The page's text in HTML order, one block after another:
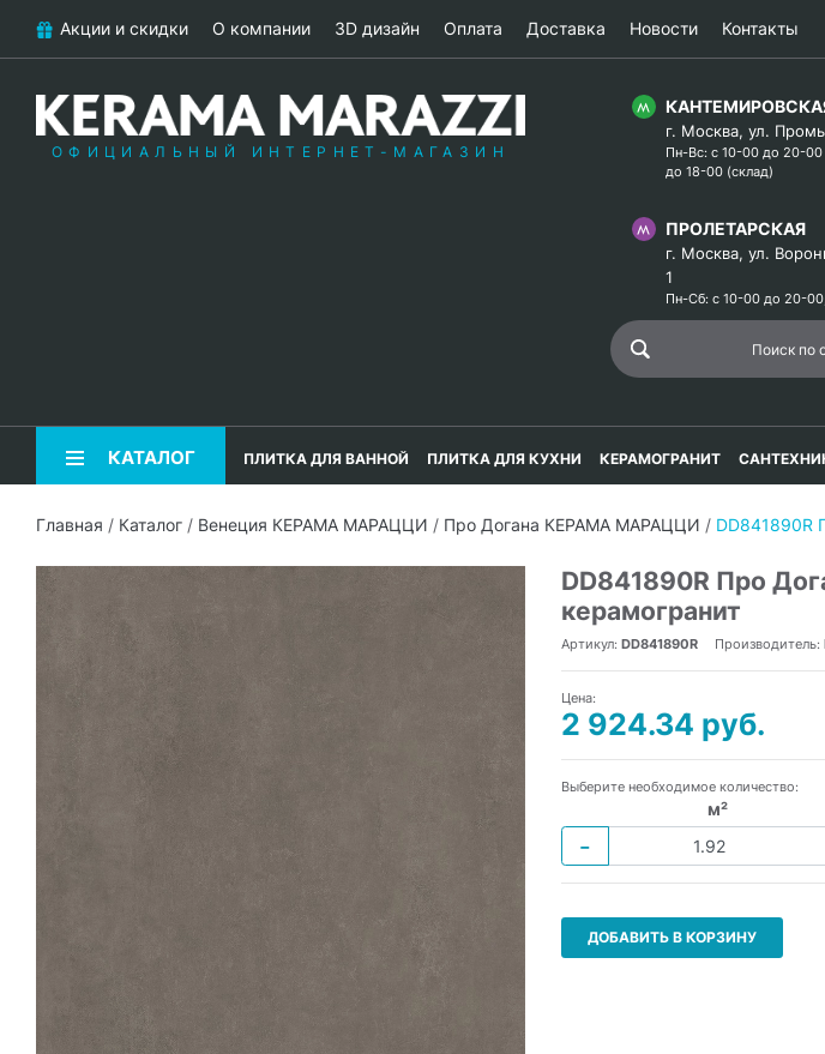
Акции и скидки О компании 3D дизайн Оплата Доставка Новости Контакты
ОФИЦИАЛЬНЫЙ ИНТЕРНЕТ-МАГАЗИН
г. Москва, ул.
Пн-Вс: с 10-00 до 20-
до 18-00 (склад)
ПРОЛЕТАРСКАЯ
г. Москва, ул.
1
Пн-Сб: с 10-00 до 20-
КАТАЛОГ ПЛИТКА ДЛЯ ВАННОЙ ПЛИТКА ДЛЯ КУХНИ КЕРАМОГРАНИТ
Главная / Каталог / Венеция КЕРАМА МАРАЦЦИ / Про Догана КЕРАМА МАРАЦЦИ / DD841890R
DD841890R Про
керамогранит
Артикул: DD841890R Производитель:
Цена:
2 924.34 руб.
Выберите необходимое количество:
м²
−
ДОБАВИТЬ В КОРЗИНУ